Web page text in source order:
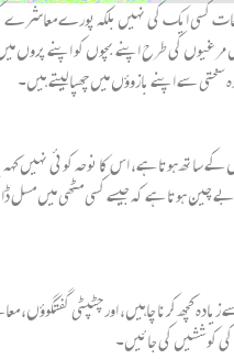
کی نہیں بلکہ پورے معاشرے کی
کی طرح اپنے بچوں کو اپنے پروں
سختی سے اپنے بازوؤں میں چھپا لیتے ہیں۔
ساتھ ہوتا ہے، اس کا نوحہ کوئی
چین ہوتا ہے کہ جیسے کسی مٹھی میں
کچھ کرنا چاہیں، اور چٹپٹی
کوششیں کی جائیں۔